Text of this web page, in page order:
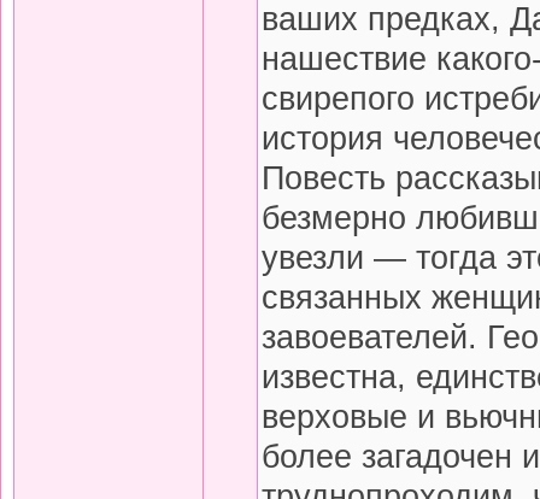
ваших предках,
нашествие
свирепого
история
Повесть
безмерно
увезли — тогда
связанных
завоевателей.
известна,
верховые и
более загадочен